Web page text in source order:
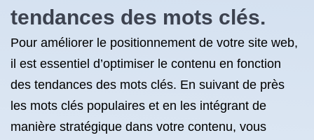
tendances des mots clés.
Pour améliorer le positionnement de votre site web,
il est essentiel d’optimiser le contenu en fonction
des tendances des mots clés. En suivant de près
les mots clés populaires et en les intégrant de
manière stratégique dans votre contenu, vous